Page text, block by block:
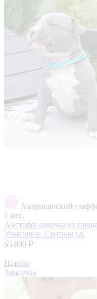
Американский
1 мес.
Амстафф девочка на
Ульяновск, Степная ул.
65 000 ₽
Натали
Заводчик